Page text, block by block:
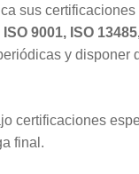
sus
9001, ISO
y
certificaciones
final.